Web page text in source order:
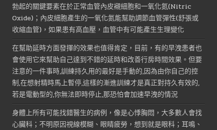
勃起的關鍵要素在於正常血管內皮襯細胞和一氧化氮(Nitric
Oxide)；內皮細胞產生的一氧化氮能幫助調節血管彈性(舒張或
收縮血管)，如果患有高血壓，血管中有可能產生生理變化
在幫助延時方面發揮的效果也值得肯定，目前，有的早洩患者也
會使用它來幫助自己達到不錯的延時和改善行房時間效果。但要
注意的一件事時,訓練持久用的最好是手動的,因為由你自己的控
制,在想射精時馬上暫停,這樣的漸進訓練才是真正對持久有效的,
若是電動型的,你無法即時停止,那恐怕會加速早洩的情況
身體上所有可能找錯醫生的病例，像是心悸胸悶，大多數人會找
心臟科；不明原因視線模糊、眼睛疲勞，想到就是眼科；耳鳴、